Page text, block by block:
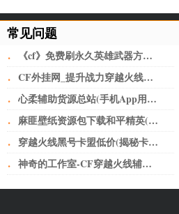
常见问题
· 《cf》免费刷永久英雄武器方法介绍 刷枪最新工具分享
· CF外挂网_提升战力穿越火线小号卡盟网无人不知无人不晓。
· 心柔辅助货源总站(手机App用户“裸奔”如何破？从细化个人授权上加以规范)
· 麻匪壁纸资源包下载和平精英(让子弹飞——黄老爷离不开鹅城)
· 穿越火线黑号卡盟低价(揭秘卡盟骗局，少年，醒醒吧！)
· 神奇的工作室-CF穿越火线辅助如何给玩家刺激的快感？-神奇的工作室-CF穿越火线辅助如何给玩家刺激的快感？-问题解答-三明神奇的工作室-三明CF辅助-三明CF外挂-三明CF透视-三明CF自瞄-三明CF